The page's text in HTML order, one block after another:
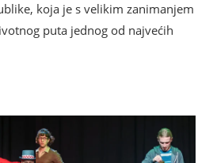
koja je s velikim zanimanjem
puta jednog od najvećih